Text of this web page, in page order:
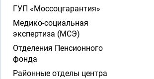
ГУП «Моссоцгарантия»
Медико-социальная
экспертиза (МСЭ)
Отделения Пенсионного
фонда
Районные отделы центра